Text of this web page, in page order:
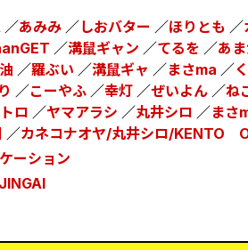
／あみみ ／しおバター ／ほりとも ／
／溝鼠ギャン ／てるを ／あ
／羅ぶい ／溝鼠ギャ ／まさma ／
／こーやふ ／幸灯 ／ぜいよん ／ね
ロ ／ヤマアラシ ／丸井シロ ／まさ
／カネコナオヤ/丸井シロ/KENTO
ーション